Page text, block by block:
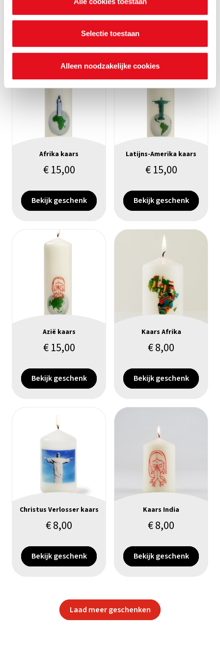
waarvoor ze dienen en hoelang ze geldig blijven. Je kan
je voorkeuren ook op elk moment wijzigen via de cookie
Selectie toestaan
Alleen noodzakelijke cookies
Bekijk geschenk Bekijk geschenk
Afrika kaars
€15,00
Bekijk geschenk
Latijns-Amerika kaars
€15,00
Bekijk geschenk
Azië kaars
€15,00
Bekijk geschenk
Kaars Afrika
€8,00
Bekijk geschenk
Christus Verlosser kaars
€8,00
Bekijk geschenk
Kaars India
€8,00
Bekijk geschenk
Laad meer geschenken